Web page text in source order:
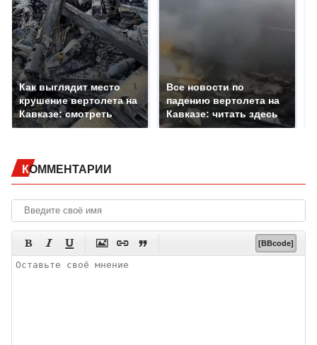
Как выглядит место
крушение вертолета на
Кавказе: смотреть
Все новости по
падению вертолета на
Кавказе: читать здесь
КОММЕНТАРИИ
      [BBcode]